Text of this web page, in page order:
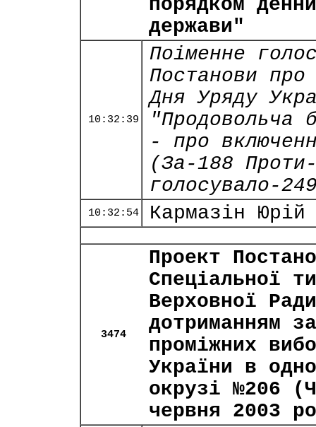
порядком
держави"
10:32:39
Поіменне
Постанови про
Дня Уряду
"Продовольча
- про
(За-188
голосувало-
10:32:54 Кармазін Юрій
3474
Проект
Спеціальної
Верховної
дотриманням
проміжних
України в
окрузі №206
червня 2003